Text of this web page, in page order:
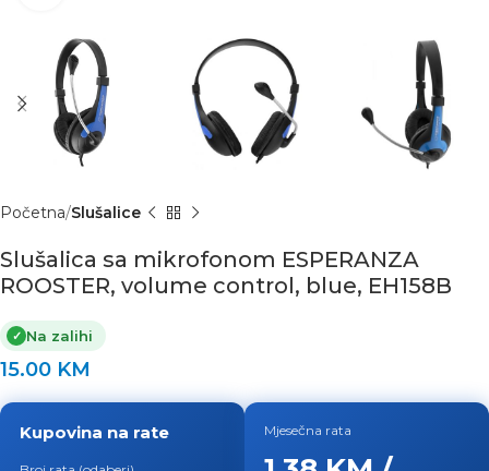
Početna Slušalice
Slušalica sa mikrofonom ESPERANZA
ROOSTER, volume control, blue, EH158B
✓ Na zalihi
15.00 KM
Kupovina na rate Mjesečna rata